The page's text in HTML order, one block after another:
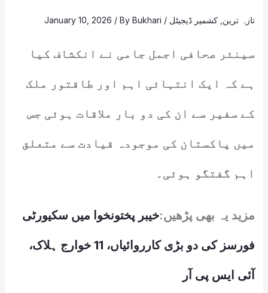
تازہ ترین کشمیر ڈیجیٹل /
January 10, 2026 / ByBukhari
سینئر صحافی اجمل جامی نے انکشاف کیا
ہے کہ ایک انتہائی اہم اور طاقتور ملک
کے سفیر سے ان کی دو بار ملاقات ہوئی جس
میں پاکستان کی موجودہ قیادت سے متعلق
اہم گفتگو ہوئی۔
مزید یہ بھی پڑھیں:خیبر پختونخوا میں سکیورٹی
فورسز کی دو بڑی کارروائیاں، 11 خوارج ہلاک،
آئی ایس پی آر